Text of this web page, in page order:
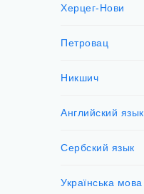
Херцег-Нови
Петровац
Никшич
Английский язык
Сербский язык
Українська мова